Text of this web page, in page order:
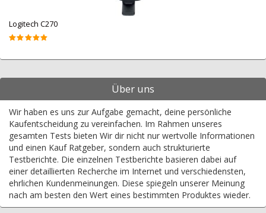
Logitech C270
Über uns
Wir haben es uns zur Aufgabe gemacht, deine persönliche
Kaufentscheidung zu vereinfachen. Im Rahmen unseres
gesamten Tests bieten Wir dir nicht nur wertvolle Informationen
und einen Kauf Ratgeber, sondern auch strukturierte
Testberichte. Die einzelnen Testberichte basieren dabei auf
einer detaillierten Recherche im Internet und verschiedensten,
ehrlichen Kundenmeinungen. Diese spiegeln unserer Meinung
nach am besten den Wert eines bestimmten Produktes wieder.